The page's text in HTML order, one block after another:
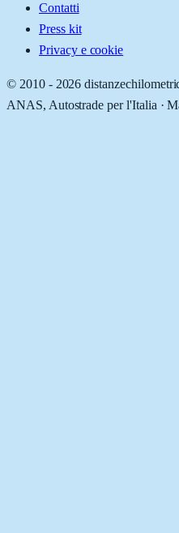
Contatti
Press kit
Privacy e cookie
© 2010 - 2026
ANAS, Autostrade per l'Italia ·